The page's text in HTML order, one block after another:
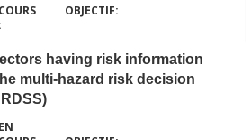
having risk information
multi-hazard risk decision